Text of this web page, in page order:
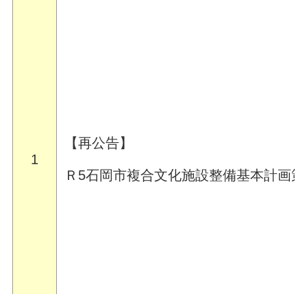
1
【再公告】
Ｒ5石岡市複合文化施設整備基本計画